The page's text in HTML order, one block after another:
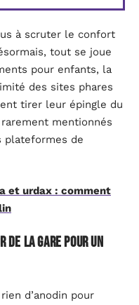
à scruter le confort
tout se joue
pour enfants, la
des sites phares
tirer leur épingle du
mentionnés
plateformes de
et urdax : comment
la gare pour un
rien d’anodin pour